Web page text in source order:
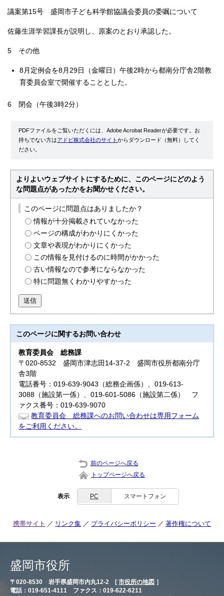
議案第15号 盛岡市子ども科学館協議会委員の委嘱について
佐藤生涯学習課長が説明し、原案のとおり承認した。
5 その他
8月定例会を8月29日（金曜日）午後2時から都南分庁舎2階教
育委員会室で開催することとした。
6 閉会（午後3時2分）
PDFファイルをご覧いただくには、Adobe Acrobat Readerが必要です。お
持ちでない方はアドビ株式会社のサイトからダウンロード（無料）してく
ださい。
よりよいウェブサイトにするために、このページにどのよう
な問題点があったかをお聞かせください。
このページに問題点はありましたか？
情報が十分掲載されていなかった
ページの構成がわかりにくかった
文章や表現がわかりにくかった
この情報を見付けるのに時間がかかった
古い情報なので参考にならなかった
特に問題無くわかりやすかった
送信
このページに関するお問い合わせ
教育委員会総務課
〒020-8532 盛岡市津志田14-37-2 盛岡市役所都南分庁
舎3階
電話番号：019-639-9043（総務企画係）、019-613-
3088（施設第一係）、019-601-5086（施設第二係） フ
ァクス番号：019-639-9070
教育委員会 総務課へのお問い合わせは専用フォーム
をご利用ください。
前のページへ戻る
トップページへ戻る
表示 PC スマートフォン
携帯サイト リンク集 プライバシーポリシー 著作権について
盛岡市役所
〒020-8530 岩手県盛岡市内丸12-2 [ 市役所の地図 ］
電話：019-651-4111 ファクス：019-622-6211